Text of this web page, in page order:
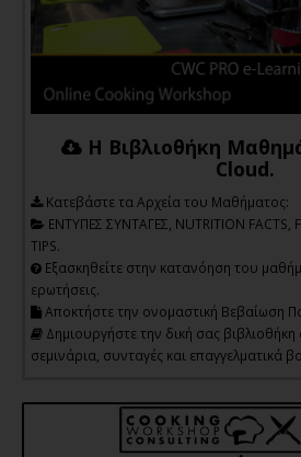
Η Βιβλιοθήκη
Cloud.
Kατεβάστε τα Αρχεία του Μαθήματος:
ΕΝΤΥΠΕΣ ΣΥΝΤΑΓΕΣ, NUTRITION FACTS,
TIPS.
Εξασκηθείτε στην κατανόηση του
ερωτήσεις.
Αποκτήστε την ονομαστική Βεβαίωση
Δημιουργήστε την δική σας βιβλιοθήκη
σεμινάρια, συνταγές και επαγγελματικά